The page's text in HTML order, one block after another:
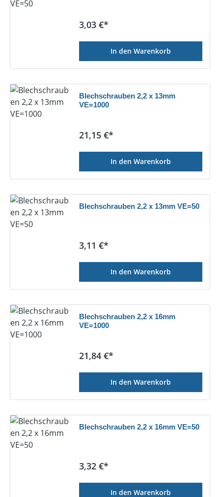
Regulärer Preis:
3,03 €*
In den Warenkorb
Blechschrauben 2,2 x 13mm
VE=1000
Regulärer Preis:
21,15 €*
In den Warenkorb
Blechschrauben 2,2 x 13mm VE=50
Regulärer Preis:
3,11 €*
In den Warenkorb
Blechschrauben 2,2 x 16mm
VE=1000
Regulärer Preis:
21,84 €*
In den Warenkorb
Blechschrauben 2,2 x 16mm VE=50
Regulärer Preis:
3,32 €*
In den Warenkorb